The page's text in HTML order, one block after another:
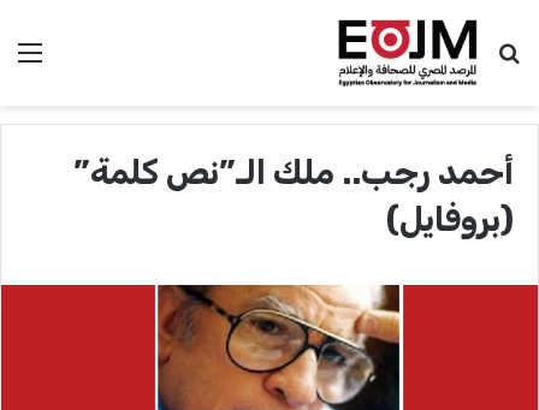
بحث عن
أحمد رجب.. ملك الـ”نص كلمة”
(بروفايل)